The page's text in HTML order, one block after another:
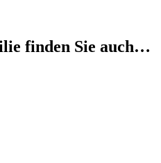
finden Sie auch…